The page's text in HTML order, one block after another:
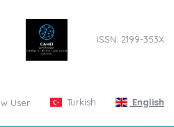
ISSN: 2199-353X
User Turkish English